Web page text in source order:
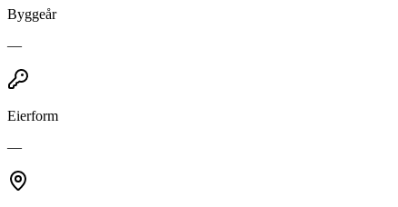
Byggeår
—
Eierform
—